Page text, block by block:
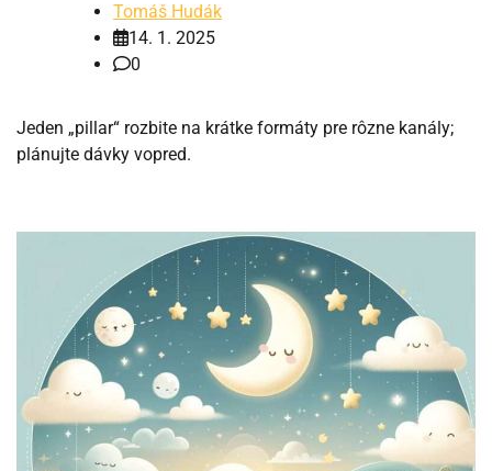
Tomáš Hudák
14. 1. 2025
0
Jeden „pillar“ rozbite na krátke formáty pre rôzne kanály;
plánujte dávky vopred.